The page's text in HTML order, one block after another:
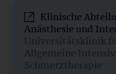
Klinische
Anästhesie und
Universitätsklinik
Allgemeine
Schmerztherapie